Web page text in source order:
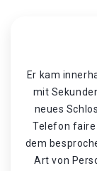
Er kam
mit
neues
Telefon faire
dem
Art von